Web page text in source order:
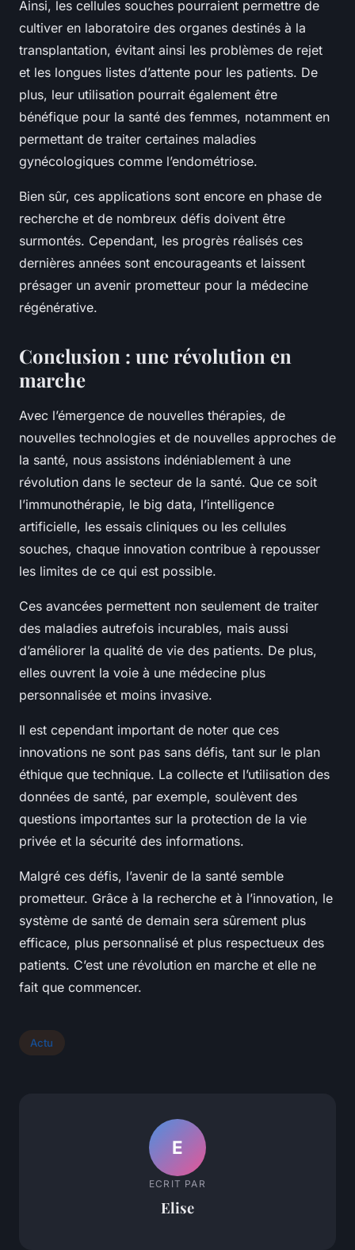
Ainsi, les cellules souches pourraient permettre de
cultiver en laboratoire des organes destinés à la
transplantation, évitant ainsi les problèmes de rejet
et les longues listes d’attente pour les patients. De
plus, leur utilisation pourrait également être
bénéfique pour la santé des femmes, notamment en
permettant de traiter certaines maladies
gynécologiques comme l’endométriose.
Bien sûr, ces applications sont encore en phase de
recherche et de nombreux défis doivent être
surmontés. Cependant, les progrès réalisés ces
dernières années sont encourageants et laissent
présager un avenir prometteur pour la médecine
régénérative.
Conclusion : une révolution en
marche
Avec l’émergence de nouvelles thérapies, de
nouvelles technologies et de nouvelles approches de
la santé, nous assistons indéniablement à une
révolution dans le secteur de la santé. Que ce soit
l’immunothérapie, le big data, l’intelligence
artificielle, les essais cliniques ou les cellules
souches, chaque innovation contribue à repousser
les limites de ce qui est possible.
Ces avancées permettent non seulement de traiter
des maladies autrefois incurables, mais aussi
d’améliorer la qualité de vie des patients. De plus,
elles ouvrent la voie à une médecine plus
personnalisée et moins invasive.
Il est cependant important de noter que ces
innovations ne sont pas sans défis, tant sur le plan
éthique que technique. La collecte et l’utilisation des
données de santé, par exemple, soulèvent des
questions importantes sur la protection de la vie
privée et la sécurité des informations.
Malgré ces défis, l’avenir de la santé semble
prometteur. Grâce à la recherche et à l’innovation, le
système de santé de demain sera sûrement plus
efficace, plus personnalisé et plus respectueux des
patients. C’est une révolution en marche et elle ne
fait que commencer.
Actu
E
ECRIT PAR
Elise